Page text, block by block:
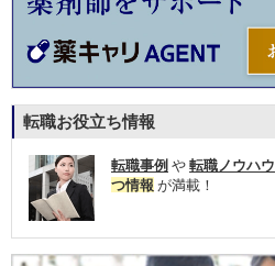
転職お役立ち情報
転職事例 や 転職ノウハウ
つ情報 が満載！